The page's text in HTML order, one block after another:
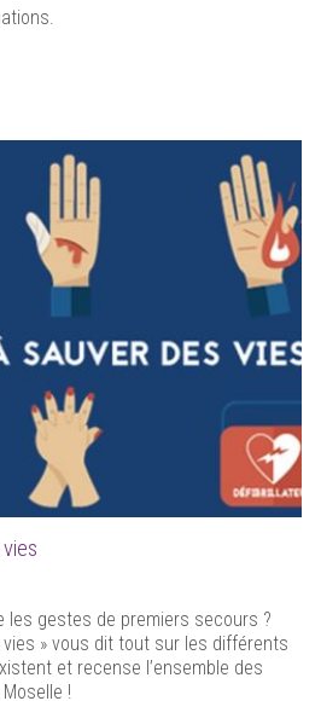
les gestes de premiers secours ?
» vous dit tout sur les différents
et recense l’ensemble des
!